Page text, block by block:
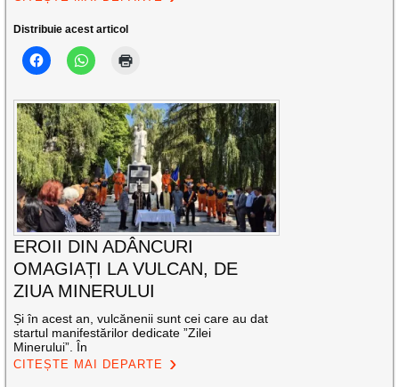
Distribuie acest articol
EROII DIN ADÂNCURI
OMAGIAȚI LA VULCAN, DE
ZIUA MINERULUI
Și în acest an, vulcănenii sunt cei care au dat
startul manifestărilor dedicate ”Zilei
Minerului”. În
CITEȘTE MAI DEPARTE